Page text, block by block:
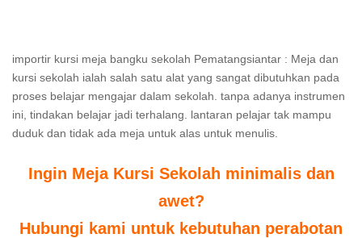
importir kursi meja bangku sekolah Pematangsiantar : Meja dan
kursi sekolah ialah salah satu alat yang sangat dibutuhkan pada
proses belajar mengajar dalam sekolah. tanpa adanya instrumen
ini, tindakan belajar jadi terhalang. lantaran pelajar tak mampu
duduk dan tidak ada meja untuk alas untuk menulis.
Ingin Meja Kursi Sekolah minimalis dan
awet?
Hubungi kami untuk kebutuhan perabotan